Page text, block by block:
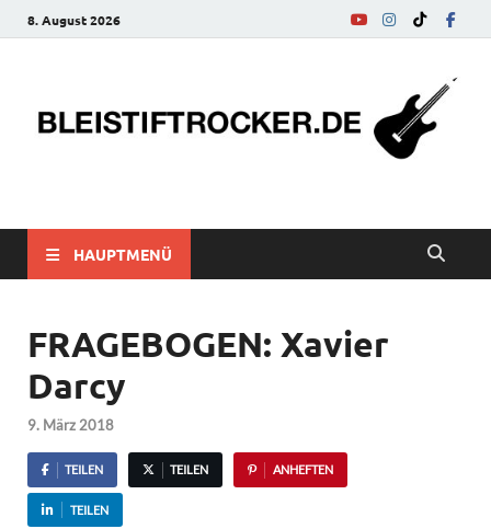
8. August 2026
bleistiftrocker.de
HAUPTMENÜ
FRAGEBOGEN: Xavier
Darcy
9. März 2018
TEILEN TEILEN ANHEFTEN
TEILEN